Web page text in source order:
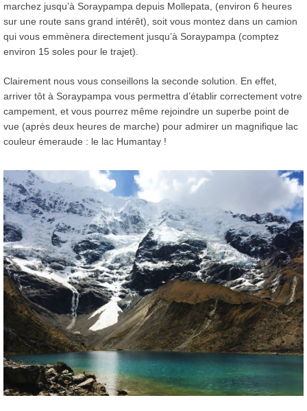
marchez jusqu’à Soraypampa depuis Mollepata, (environ 6 heures
sur une route sans grand intérêt), soit vous montez dans un camion
qui vous emmènera directement jusqu’à Soraypampa (comptez
environ 15 soles pour le trajet).
Clairement nous vous conseillons la seconde solution. En effet,
arriver tôt à Soraypampa vous permettra d’établir correctement votre
campement, et vous pourrez même rejoindre un superbe point de
vue (après deux heures de marche) pour admirer un magnifique lac
couleur émeraude : le lac Humantay !